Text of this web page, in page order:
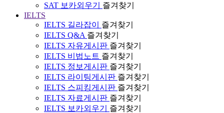
SAT 보카외우기
즐겨찾기
IELTS
IELTS 길라잡이
즐겨찾기
IELTS Q&A 즐겨찾기
IELTS 자유게시판 즐겨찾기
IELTS 비법노트 즐겨찾기
IELTS 정보게시판 즐겨찾기
IELTS 라이팅게시판 즐겨찾기
IELTS 스피킹게시판 즐겨찾기
IELTS 자료게시판 즐겨찾기
IELTS 보카외우기
즐겨찾기